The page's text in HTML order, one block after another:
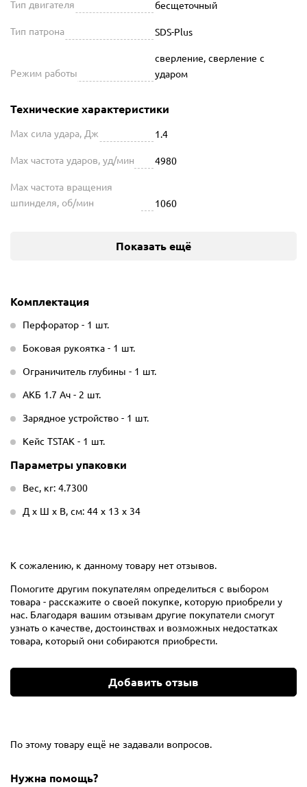
Тип двигателя бесщеточный
Тип патрона SDS-Plus
Режим работы
сверление, сверление с
ударом
Технические характеристики
Max сила удара, Дж 1.4
Max частота ударов, уд/мин 4980
Max частота вращения
шпинделя, об/мин
1060
Показать ещё
Комплектация
Перфоратор - 1 шт.
Боковая рукоятка - 1 шт.
Ограничитель глубины - 1 шт.
АКБ 1.7 Ач - 2 шт.
Зарядное устройство - 1 шт.
Кейс TSTAK - 1 шт.
Параметры упаковки
Вес, кг: 4.7300
Д х Ш х В, см: 44 х 13 х 34
К сожалению, к данному товару нет отзывов.
Помогите другим покупателям определиться с выбором
товара - расскажите о своей покупке, которую приобрели у
нас. Благодаря вашим отзывам другие покупатели смогут
узнать о качестве, достоинствах и возможных недостатках
товара, который они собираются приобрести.
Добавить отзыв
По этому товару ещё не задавали вопросов.
Нужна помощь?